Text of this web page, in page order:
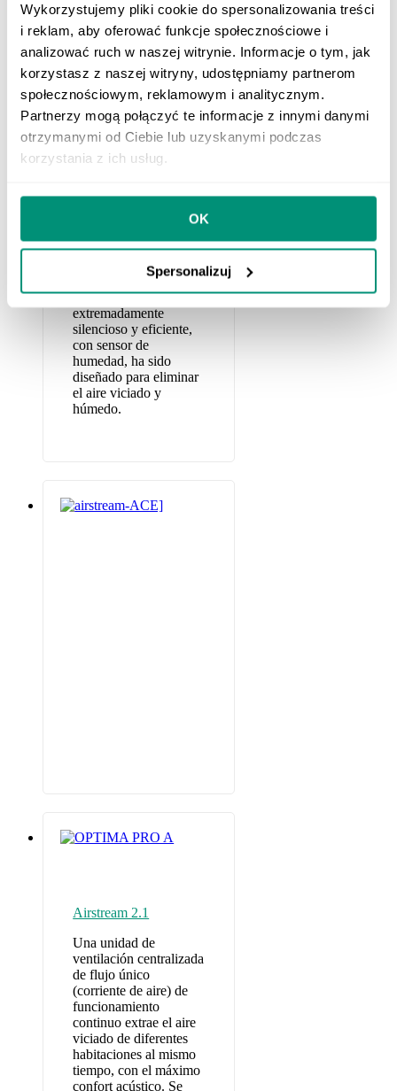
Wykorzystujemy pliki cookie do spersonalizowania treści
i reklam, aby oferować funkcje społecznościowe i
analizować ruch w naszej witrynie. Informacje o tym, jak
korzystasz z naszej witryny, udostępniamy partnerom
społecznościowym, reklamowym i analitycznym.
Partnerzy mogą połączyć te informacje z innymi danymi
otrzymanymi od Ciebie lub uzyskanymi podczas
korzystania z ich usług.
OK
Spersonalizuj
extracción mecánica
(MEV) continua,
eficiente y silenciosa,
con conexiones de
conductos a cada
cuarto húmedo.
Airstream 1.1 E HY
El ventilador central de
bajo consumo,
extremadamente
silencioso y eficiente,
con sensor de
humedad, ha sido
diseñado para eliminar
el aire viciado y
húmedo.
Airstream 2.1
Una unidad de
ventilación centralizada
de flujo único
(corriente de aire) de
funcionamiento
continuo extrae el aire
viciado de diferentes
habitaciones al mismo
tiempo, con el máximo
confort acústico. Se